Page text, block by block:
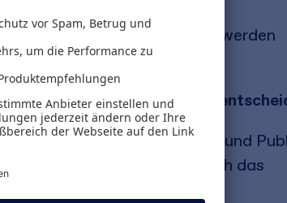
des Einzelabschlusses werden
- Einzelabschluss zu
des HGB, AktG, GmbHG und
Qualität - garantiert durch das